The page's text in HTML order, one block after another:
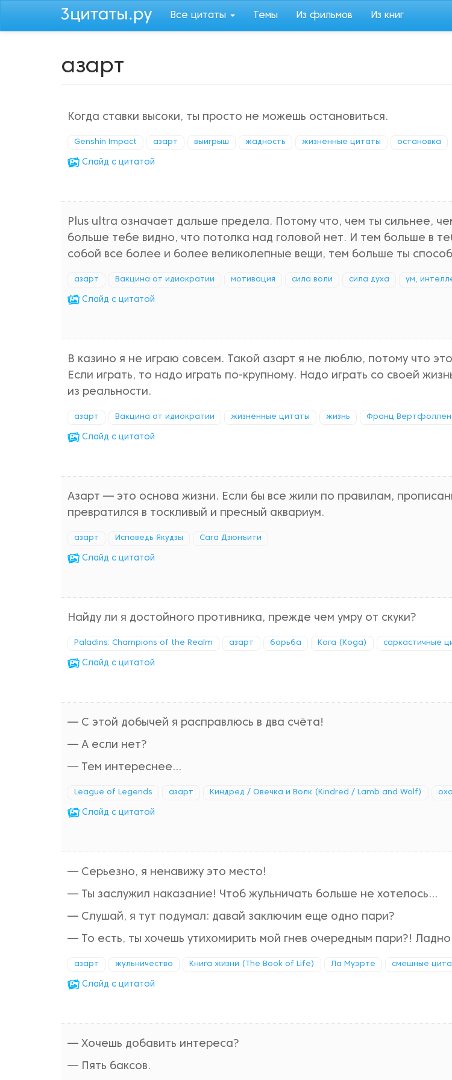
Все цитаты Темы Из фильмов Из книг
азарт
Когда ставки высоки, ты просто не можешь остановиться.
Genshin Impact азарт выигрыш жадность жизненные цитаты остановка
Cлайд с цитатой
Plus ultra означает дальше предела. Потому что, чем ты сильнее,
больше тебе видно, что потолка над головой нет. И тем больше в
собой все более и более великолепные вещи, тем больше ты
азарт Вакцина от идиократии мотивация сила воли сила духа ум,
Cлайд с цитатой
В казино я не играю совсем. Такой азарт я не люблю, потому что
Если играть, то надо играть по-крупному. Надо играть со своей
из реальности.
азарт Вакцина от идиократии жизненные цитаты жизнь Франц Вертфоллен
Cлайд с цитатой
Азарт — это основа жизни. Если бы все жили по правилам,
превратился в тоскливый и пресный аквариум.
азарт Исповедь Якудзы Сага Дзюнъити
Cлайд с цитатой
Найду ли я достойного противника, прежде чем умру от скуки?
Paladins: Champions of the Realm азарт борьба Кога (Koga) саркастичные
Cлайд с цитатой
— С этой добычей я расправлюсь в два счёта!
— А если нет?
— Тем интереснее...
League of Legends азарт Киндред / Овечка и Волк (Kindred / Lamb and Wolf)
Cлайд с цитатой
— Серьезно, я ненавижу это место!
— Ты заслужил наказание! Чтоб жульничать больше не хотелось...
— Слушай, я тут подумал: давай заключим еще одно пари?
— То есть, ты хочешь утихомирить мой гнев очередным пари?!
азарт жульничество Книга жизни (The Book of Life) Ла Муэрте смешные
Cлайд с цитатой
— Хочешь добавить интереса?
— Пять баксов.